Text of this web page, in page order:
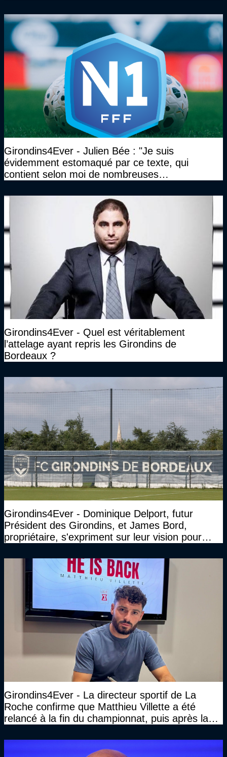
Girondins4Ever - Julien Bée : "Je suis
évidemment estomaqué par ce texte, qui
contient selon moi de nombreuses
plan juridique"
Girondins4Ever - Quel est véritablement
l’attelage ayant repris les Girondins de
Bordeaux ?
Girondins4Ever - Dominique Delport, futur
Président des Girondins, et James Bord,
propriétaire, s'expriment sur leur vision pour
Girondins4Ever - La directeur sportif de La
Roche confirme que Matthieu Villette a été
relancé à la fin du championnat, puis après la